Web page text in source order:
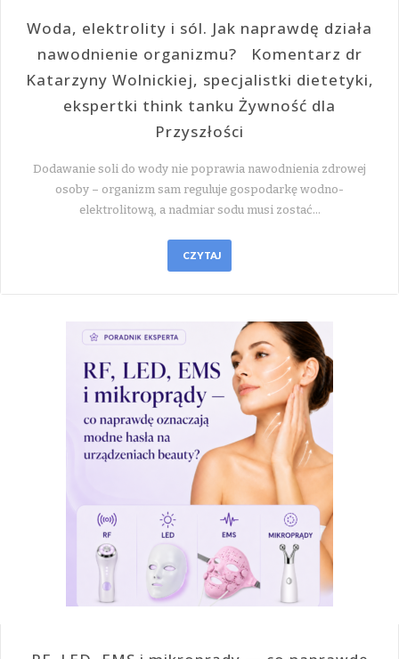
Woda, elektrolity i sól. Jak naprawdę działa
nawodnienie organizmu? Komentarz dr
Katarzyny Wolnickiej, specjalistki dietetyki,
ekspertki think tanku Żywność dla
Przyszłości
Dodawanie soli do wody nie poprawia nawodnienia zdrowej
osoby – organizm sam reguluje gospodarkę wodno-
elektrolitową, a nadmiar sodu musi zostać…
CZYTAJ